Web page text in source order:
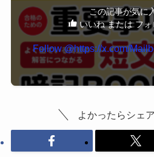
この記事が気に
いいね または フォ
Follow @https://x.com/
よかったらシェ